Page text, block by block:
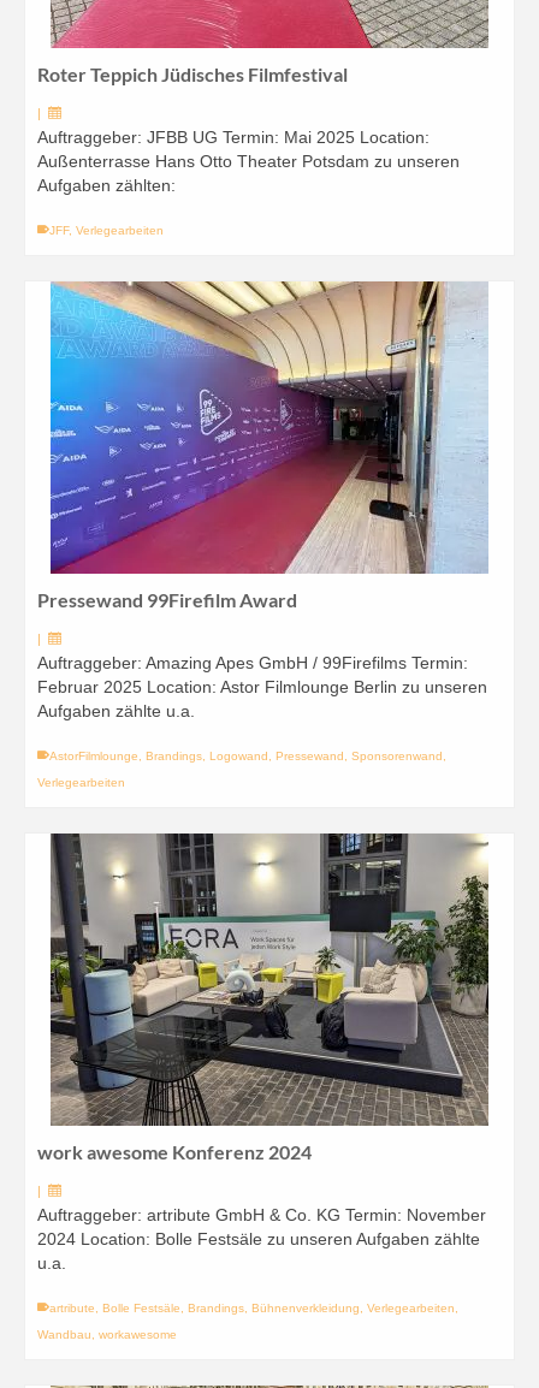
Roter Teppich Jüdisches Filmfestival
|
Auftraggeber: JFBB UG Termin: Mai 2025 Location:
Außenterrasse Hans Otto Theater Potsdam zu unseren
Aufgaben zählten:
JFF, Verlegearbeiten
Pressewand 99Firefilm Award
|
Auftraggeber: Amazing Apes GmbH / 99Firefilms Termin:
Februar 2025 Location: Astor Filmlounge Berlin zu unseren
Aufgaben zählte u.a.
AstorFilmlounge Brandings Logowand Pressewand Sponsorenwand
Verlegearbeiten
work awesome Konferenz 2024
|
Auftraggeber: artribute GmbH & Co. KG Termin: November
2024 Location: Bolle Festsäle zu unseren Aufgaben zählte
u.a.
artribute Bolle Festsäle Brandings Bühnenverkleidung Verlegearbeiten
Wandbau
workawesome